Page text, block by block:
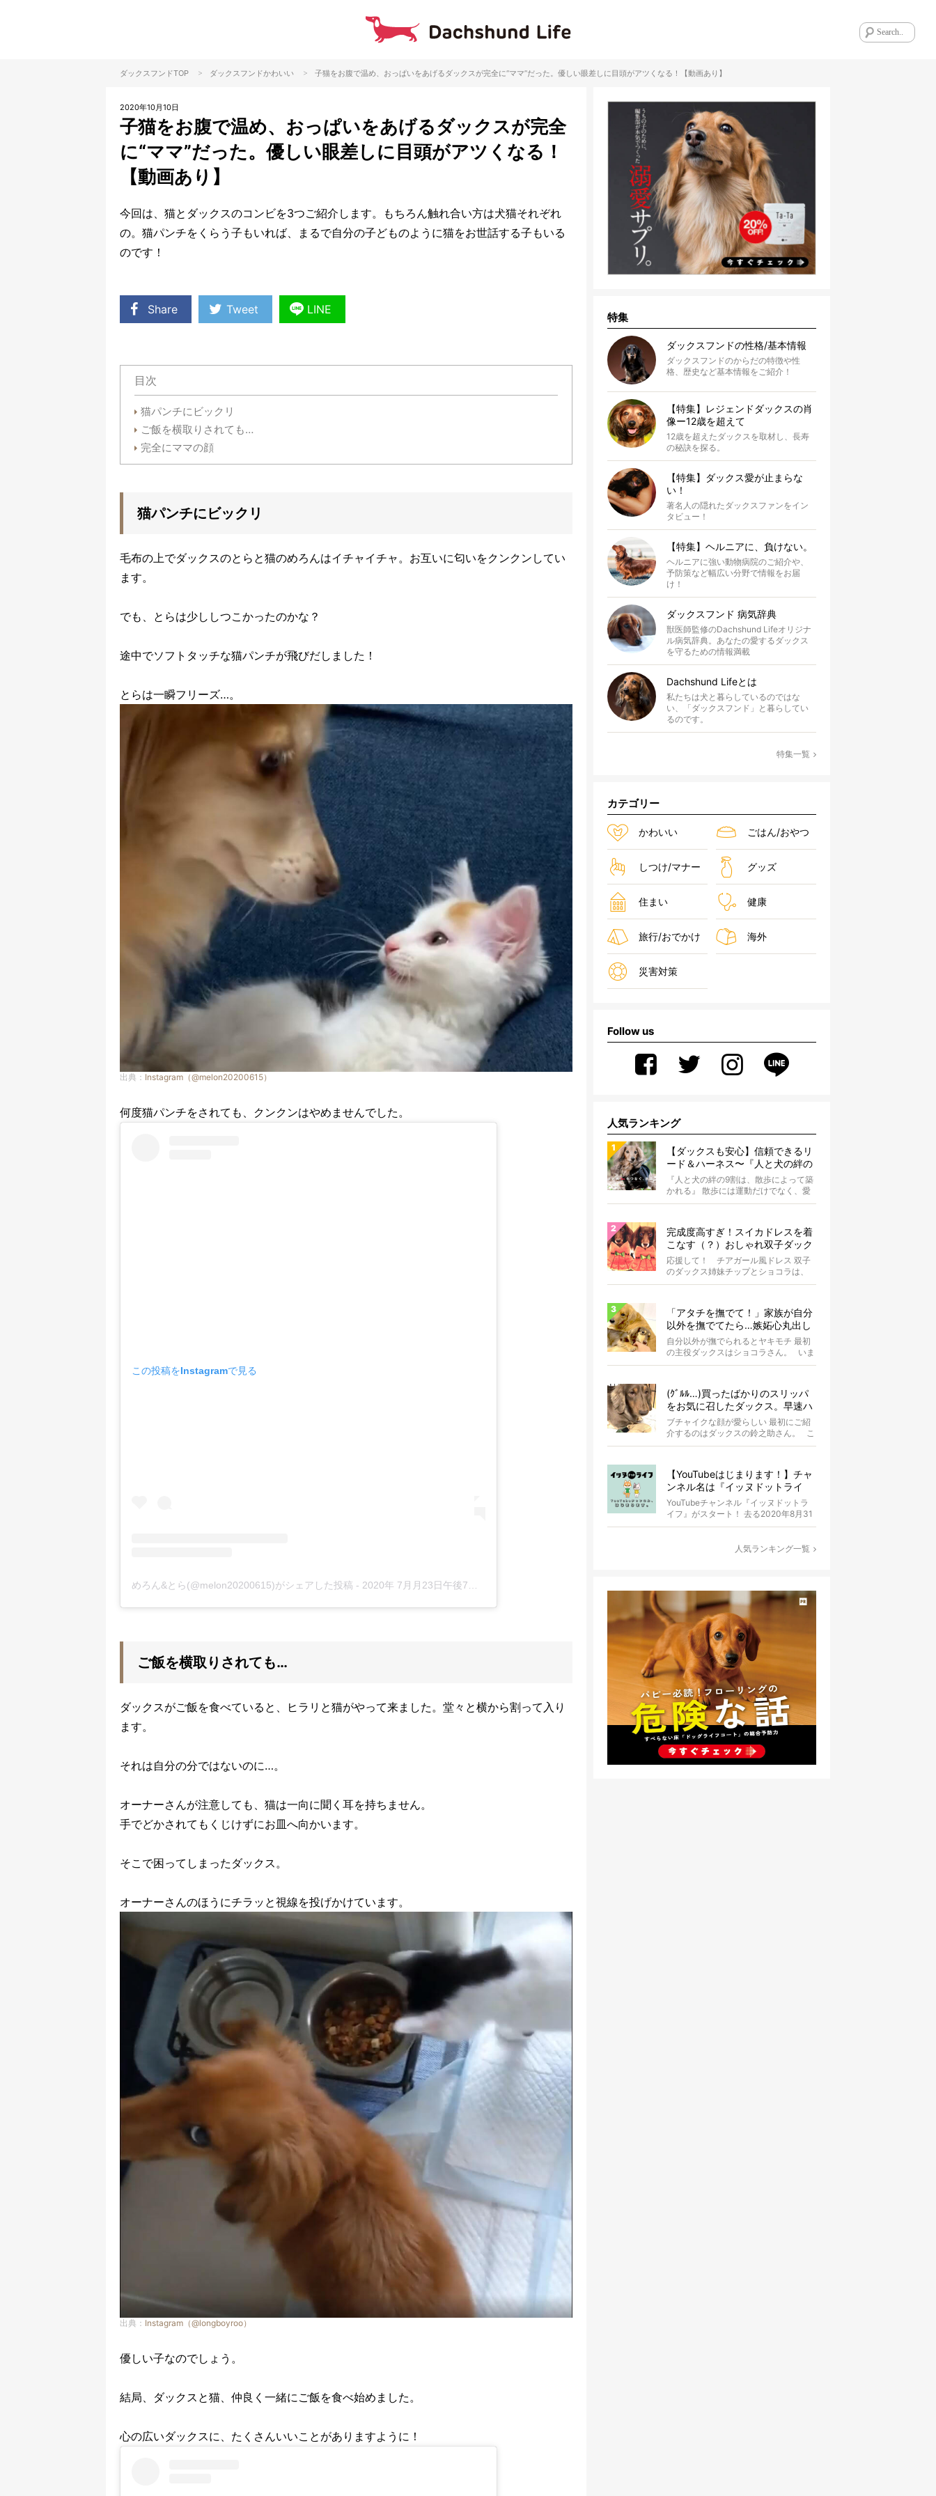
ダックスフンドTOP > ダックスフンドかわいい > 子猫をお腹で温め、おっぱいをあげるダックスが完全に“ママ”だった。優しい眼差しに目頭がアツくなる！【動画あり】
2020年10月10日
子猫をお腹で温め、おっぱいをあげるダックスが完全
に“ママ”だった。優しい眼差しに目頭がアツくなる！
【動画あり】
今回は、猫とダックスのコンビを3つご紹介します。もちろん触れ合い方は犬猫それぞれ
の。猫パンチをくらう子もいれば、まるで自分の子どものように猫をお世話する子もいる
のです！
Share Tweet LINE
目次
猫パンチにビックリ
ご飯を横取りされても…
完全にママの顔
猫パンチにビックリ
毛布の上でダックスのとらと猫のめろんはイチャイチャ。お互いに匂いをクンクンしてい
ます。
でも、とらは少ししつこかったのかな？
途中でソフトタッチな猫パンチが飛びだしました！
とらは一瞬フリーズ…。
出典： Instagram（@melon20200615）
何度猫パンチをされても、クンクンはやめませんでした。
この投稿をInstagramで見る
めろん&とら(@melon20200615)がシェアした投稿 - 2020年 7月月23日午後7時00分PDT
ご飯を横取りされても…
ダックスがご飯を食べていると、ヒラリと猫がやって来ました。堂々と横から割って入り
ます。
それは自分の分ではないのに…。
オーナーさんが注意しても、猫は一向に聞く耳を持ちません。
手でどかされてもくじけずにお皿へ向かいます。
そこで困ってしまったダックス。
オーナーさんのほうにチラッと視線を投げかけています。
出典： Instagram（@longboyroo）
優しい子なのでしょう。
結局、ダックスと猫、仲良く一緒にご飯を食べ始めました。
心の広いダックスに、たくさんいいことがありますように！
特集
ダックスフンドの性格/基本情報
ダックスフンドのからだの特徴や性
格、歴史など基本情報をご紹介！
【特集】レジェンドダックスの肖
像ー12歳を超えて
12歳を超えたダックスを取材し、長寿
の秘訣を探る。
【特集】ダックス愛が止まらな
い！
著名人の隠れたダックスファンをイン
タビュー！
【特集】ヘルニアに、負けない。
ヘルニアに強い動物病院のご紹介や、
予防策など幅広い分野で情報をお届
け！
ダックスフンド 病気辞典
獣医師監修のDachshund Lifeオリジナ
ル病気辞典。あなたの愛するダックス
を守るための情報満載
Dachshund Lifeとは
私たちは犬と暮らしているのではな
い、「ダックスフンド」と暮らしてい
るのです。
特集一覧
カテゴリー
かわいい ごはん/おやつ
しつけ/マナー グッズ
住まい 健康
旅行/おでかけ 海外
災害対策
Follow us
人気ランキング
【ダックスも安心】信頼できるリ
ード＆ハーネス〜『人と犬の絆の
9割は散歩によって築かれる』
WOLFGANG MAN＆BEAST〜
『人と犬の絆の9割は、散歩によって築
かれる』 散歩には運動だけでなく、愛
犬とオーナーの絆を深める重要な役割
完成度高すぎ！スイカドレスを着
こなす（？）おしゃれ双子ダック
スがもはやアイドル
応援して！ チアガール風ドレス 双子
のダックス姉妹チップとショコラは、
お揃いのスイカドレスを身にまとって
「アタチを撫でて！」家族が自分
以外を撫でてたら…嫉妬心丸出し
になったダックス【動画】
自分以外が撫でられるとヤキモチ 最初
の主役ダックスはショコラさん。 いま
はオーナーさんが同居ゴル...
(ｸﾞﾙﾙ…)買ったばかりのスリッパ
をお気に召したダックス。早速ハ
ウスに持ち込まれママ涙…【動画
あり】
ブチャイクな顔が愛らしい 最初にご紹
介するのはダックスの鈴之助さん。 こ
の日はオーナーさんのマス...
【YouTubeはじまります！】チャ
ンネル名は『イッヌドットライ
フ』〜愛犬の動画も大募集！〜
YouTubeチャンネル『イッヌドットラ
イフ』がスタート！ 去る2020年8月31
日（月）。 私...
人気ランキング一覧